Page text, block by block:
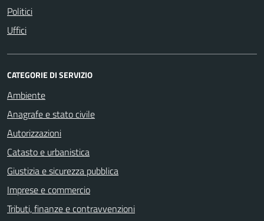
Politici
Uffici
CATEGORIE DI SERVIZIO
Ambiente
Anagrafe e stato civile
Autorizzazioni
Catasto e urbanistica
Giustizia e sicurezza pubblica
Imprese e commercio
Tributi, finanze e contravvenzioni